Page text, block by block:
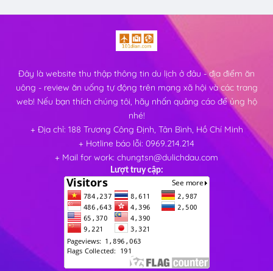
Đây là website thu thập thông tin du lịch ở đâu - địa điểm ăn
uông - review ăn uống tự động trên mạng xã hội và các trang
web! Nếu bạn thích chúng tôi, hãy nhấn quảng cáo để ủng hộ
nhé!
+ Địa chỉ: 188 Trương Công Định, Tân Bình, Hồ Chí Minh
+ Hotline báo lỗi: 0969.214.214
+ Mail for work: chungtsn@dulichdau.com
Lượt truy cập: